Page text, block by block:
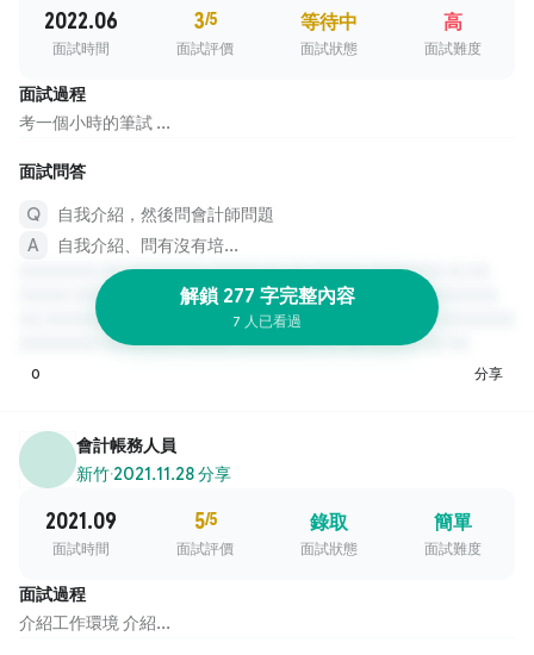
2022.06
面試時間
3/5
面試評價
等待中
面試狀態
高
面試難度
面試過程
考一個小時的筆試 ...
面試問答
自我介紹，然後問會計師問題
自我介紹、問有沒有培...
解鎖 277 字完整內容
7 人已看過
0 分享
會計帳務人員
新竹·2021.11.28 分享
2021.09
面試時間
5/5
面試評價
錄取
面試狀態
簡單
面試難度
面試過程
介紹工作環境 介紹...